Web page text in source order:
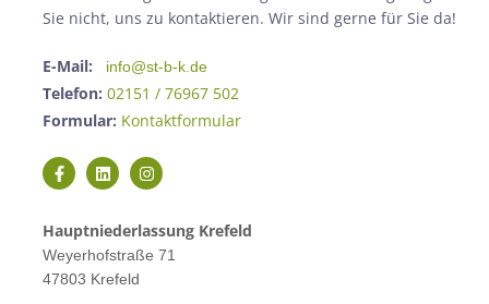
Sie nicht, uns zu kontaktieren. Wir sind gerne für Sie da!
E-Mail: info@st-b-k.de
Telefon: 02151 / 76967 502
Formular: Kontaktformular
Hauptniederlassung Krefeld
Weyerhofstraße 71
47803 Krefeld